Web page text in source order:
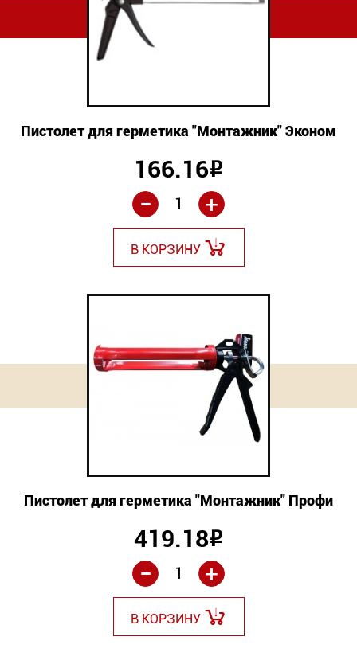
Пистолет для герметика "Монтажник" Эконом
166.16Р
+
-
В КОРЗИНУ
Пистолет для герметика "Монтажник" Профи
419.18Р
+
-
В КОРЗИНУ